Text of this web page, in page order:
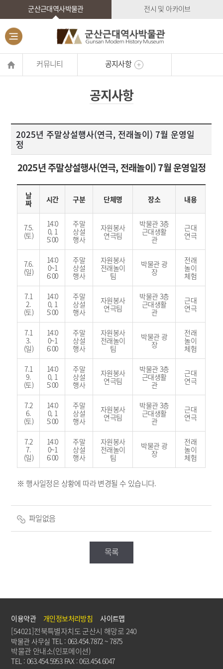
군산근대역사박물관 전시 및 아카이브
커뮤니티 공지사항
공지사항
2025년 주말상설행사(연극, 전래놀이) 7월 운영일
정
2025년 주말상설행사(연극, 전래놀이) 7월 운영일정
날
짜
시간 구분 단체명 장소 내용
7.5.
(토)
14:0
0, 1
5:00
주말
상설
행사
자원봉사
연극팀
박물관 3층
근대생활
관
근대
연극
7.6.
(일)
14:0
0~1
6:00
주말
상설
행사
자원봉사
전래놀이
팀
박물관 광
장
전래
놀이
체험
7.1
2.
(토)
14:0
0, 1
5:00
주말
상설
행사
자원봉사
연극팀
박물관 3층
근대생활
관
근대
연극
7.1
3.
(일)
14:0
0~1
6:00
주말
상설
행사
자원봉사
전래놀이
팀
박물관 광
장
전래
놀이
체험
7.1
9.
(토)
14:0
0, 1
5:00
주말
상설
행사
자원봉사
연극팀
박물관 3층
근대생활
관
근대
연극
7.2
6.
(토)
14:0
0, 1
5:00
주말
상설
행사
자원봉사
연극팀
박물관 3층
근대생활
관
근대
연극
7.2
7.
(일)
14:0
0~1
6:00
주말
상설
행사
자원봉사
전래놀이
팀
박물관 광
장
전래
놀이
체험
※ 행사일정은 상황에 따라 변경될 수 있습니다.
파일없음
목록
이용약관 개인정보처리방침 사이트맵
[54021]전북특별자치도 군산시 해망로 240
박물관 사무실 TEL : 063.454.7872 ~ 7875
박물관 안내소(인포메이션)
TEL : 063.454.5953 FAX : 063.454.6047